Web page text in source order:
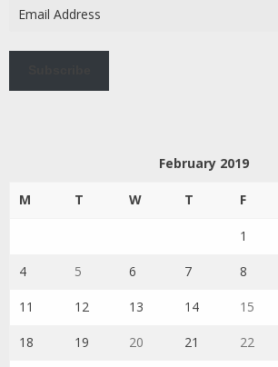
Address
February 2019
M T W T F
1
4 5 6 7 8
11 12 13 14 15
18 19 20 21 22